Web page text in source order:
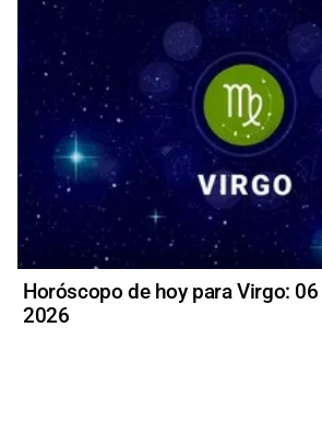
Horóscopo de hoy para Virgo:
2026